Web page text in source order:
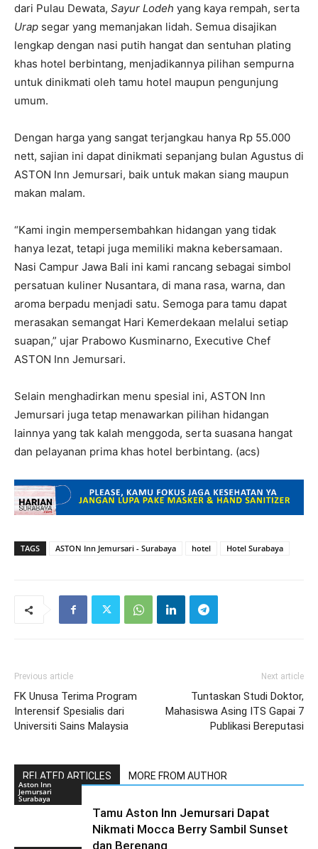
dari Pulau Dewata, Sayur Lodeh yang kaya rempah, serta
Urap segar yang memanjakan lidah. Semua disajikan
lengkap dengan nasi putih hangat dan sentuhan plating
khas hotel berbintang, menjadikannya pilihan sempurna
untuk dinikmati oleh tamu hotel maupun pengunjung
umum.
Dengan harga yang sangat terjangkau hanya Rp 55.000
nett, sajian ini dapat dinikmati sepanjang bulan Agustus di
ASTON Inn Jemursari, baik untuk makan siang maupun
makan malam.
“Kami ingin mempersembahkan hidangan yang tidak
hanya lezat, tetapi juga memiliki makna kebersamaan.
Nasi Campur Jawa Bali ini kami rancang sebagai simbol
persatuan kuliner Nusantara, di mana rasa, warna, dan
aroma berpadu menjadi satu. Semoga para tamu dapat
merasakan semangat Hari Kemerdekaan melalui setiap
suapan,” ujar Prabowo Kusminarno, Executive Chef
ASTON Inn Jemursari.
Selain menghadirkan menu spesial ini, ASTON Inn
Jemursari juga tetap menawarkan pilihan hidangan
lainnya yang tak kalah menggoda, serta suasana hangat
dan pelayanan prima khas hotel berbintang. (acs)
TAGS ASTON Inn Jemursari - Surabaya hotel Hotel Surabaya
Previous article
FK Unusa Terima Program
Interensif Spesialis dari
Universiti Sains Malaysia
Next article
Tuntaskan Studi Doktor,
Mahasiswa Asing ITS Gapai 7
Publikasi Bereputasi
RELATED ARTICLES MORE FROM AUTHOR
Aston Inn
Jemursari
Surabaya
Tamu Aston Inn Jemursari Dapat
Nikmati Mocca Berry Sambil Sunset
dan Berenang